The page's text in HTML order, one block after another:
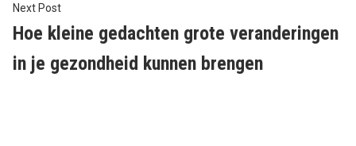
Next PostNext
post:
Hoe kleine gedachten grote veranderingen
in je gezondheid kunnen brengen